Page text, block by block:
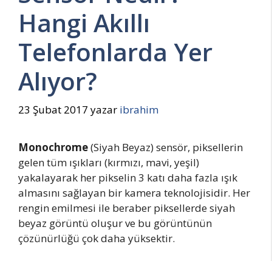
Hangi Akıllı
Telefonlarda Yer
Alıyor?
23 Şubat 2017 yazar ibrahim
Monochrome(Siyah Beyaz) sensör, piksellerin
gelen tüm ışıkları (kırmızı, mavi, yeşil)
yakalayarak her pikselin 3 katı daha fazla ışık
almasını sağlayan bir kamera teknolojisidir. Her
rengin emilmesi ile beraber piksellerde siyah
beyaz görüntü oluşur ve bu görüntünün
çözünürlüğü çok daha yüksektir.